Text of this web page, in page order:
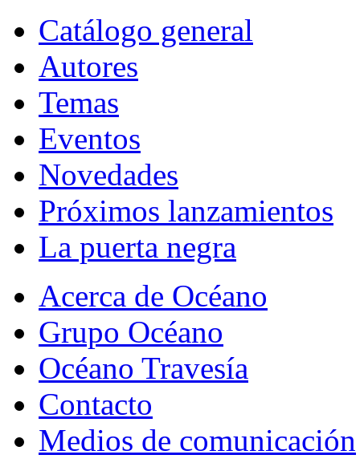
Catálogo general
Autores
Temas
Eventos
Novedades
Próximos lanzamientos
La puerta negra
Acerca de Océano
Grupo Océano
Océano Travesía
Contacto
Medios de comunicación